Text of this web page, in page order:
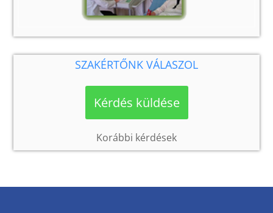
SZAKÉRTŐNK VÁLASZOL
Kérdés küldése
Korábbi kérdések